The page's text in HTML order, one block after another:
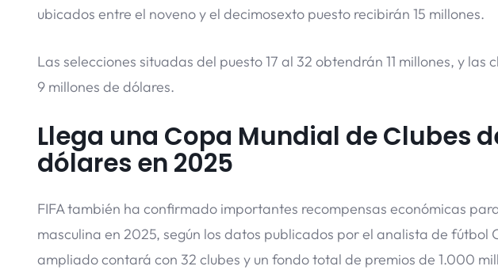
ubicados entre el noveno y el decimosexto puesto recibirán 15 millones.
Las selecciones situadas del puesto 17 al 32 obtendrán 11 millones, y
9 millones de dólares.
Llega una Copa Mundial de Clubes
dólares en 2025
FIFA también ha confirmado importantes recompensas económicas
masculina en 2025, según los datos publicados por el analista de fútbol
ampliado contará con 32 clubes y un fondo total de premios de 1.000